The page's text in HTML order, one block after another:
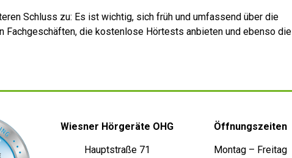
Schluss zu: Es ist wichtig, sich früh und umfassend über die
die kostenlose Hörtests anbieten und ebenso die
Wiesner Hörgeräte OHG
Hauptstraße 71
Öffnungszeiten
Montag – Freitag